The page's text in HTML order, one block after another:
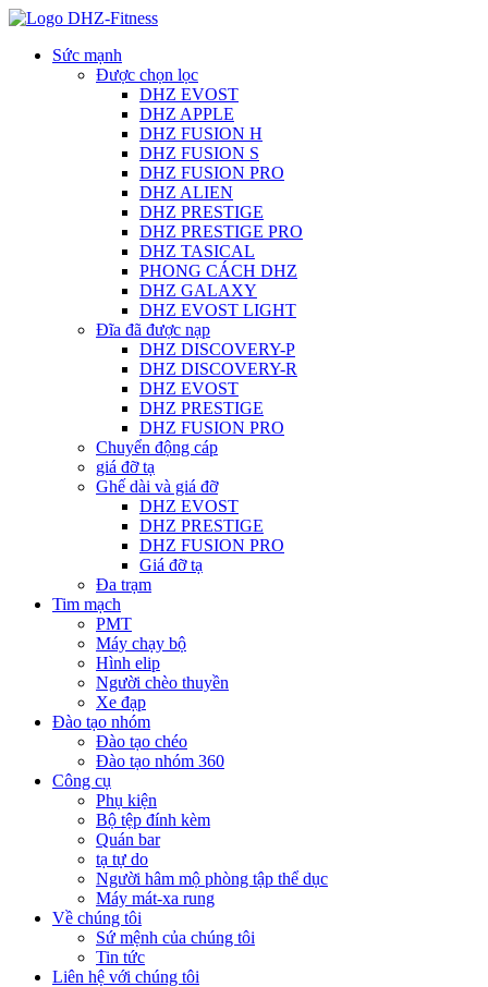
Sức mạnh
Được chọn lọc
DHZ EVOST
DHZ APPLE
DHZ FUSION H
DHZ FUSION S
DHZ FUSION PRO
DHZ ALIEN
DHZ PRESTIGE
DHZ PRESTIGE PRO
DHZ TASICAL
PHONG CÁCH DHZ
DHZ GALAXY
DHZ EVOST LIGHT
Đĩa đã được nạp
DHZ DISCOVERY-P
DHZ DISCOVERY-R
DHZ EVOST
DHZ PRESTIGE
DHZ FUSION PRO
Chuyển động cáp
giá đỡ tạ
Ghế dài và giá đỡ
DHZ EVOST
DHZ PRESTIGE
DHZ FUSION PRO
Giá đỡ tạ
Đa trạm
Tim mạch
PMT
Máy chạy bộ
Hình elip
Người chèo thuyền
Xe đạp
Đào tạo nhóm
Đào tạo chéo
Đào tạo nhóm 360
Công cụ
Phụ kiện
Bộ tệp đính kèm
Quán bar
tạ tự do
Người hâm mộ phòng tập thể dục
Máy mát-xa rung
Về chúng tôi
Sứ mệnh của chúng tôi
Tin tức
Liên hệ với chúng tôi